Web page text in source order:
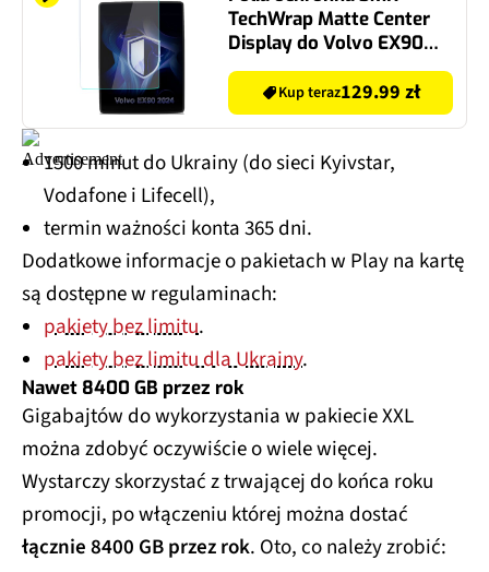
TechWrap Matte Center
Display do Volvo EX90
2024-
Kup teraz129.99 zł
1500 minut do Ukrainy (do sieci Kyivstar,
Vodafone i Lifecell),
termin ważności konta 365 dni.
Dodatkowe informacje o pakietach w Play na kartę
są dostępne w regulaminach:
pakiety bez limitu.
pakiety bez limitu dla Ukrainy.
Nawet 8400 GB przez rok
Gigabajtów do wykorzystania w pakiecie XXL
można zdobyć oczywiście o wiele więcej.
Wystarczy skorzystać z trwającej do końca roku
promocji, po włączeniu której można dostać
łącznie 8400 GB przez rok. Oto, co należy zrobić: